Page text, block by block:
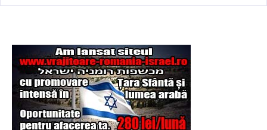
pentru un ritual de
magie neagră